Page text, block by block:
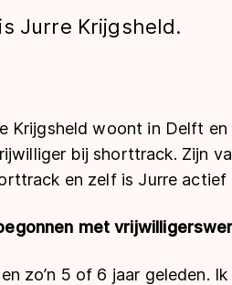
Jurre Krijgsheld.
Krijgsheld woont in Delft
bij shorttrack. Zijn
en zelf is Jurre actief
met
zo’n 5 of 6 jaar geleden.